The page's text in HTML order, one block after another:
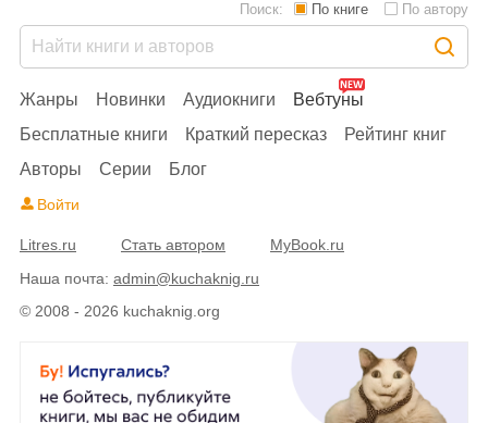
© 2008 - 2026 kuchaknig.org
Жанры Новинки Аудиокниги
Вебтуны
Бесплатные книги
Краткий пересказ
Рейтинг книг
Авторы
Серии Блог
Поиск: По книге По автору
Войти
Litres.ru Стать автором
MyBook.ru
Наша почта: admin@kuchaknig.ru